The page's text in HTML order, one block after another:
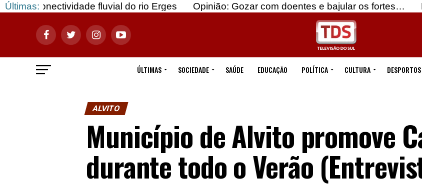
Últimas:fluvial do rio Erges Opinião: Gozar com doentes e bajular os fortes… Beja:
ÚLTIMAS
SOCIEDADE SAÚDE EDUCAÇÃO POLÍTICA CULTURA DESPORTOS
ALVITO
Município de Alvito promove
durante todo o Verão